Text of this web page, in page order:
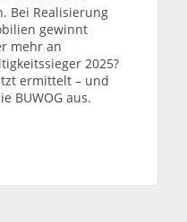
Bei Realisierung
gewinnt
mehr an
2025?
ermittelt – und
BUWOG aus.